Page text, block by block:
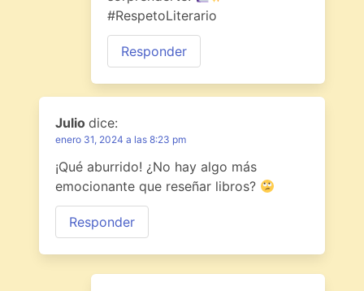
#RespetoLiterario
Responder
Julio dice:
enero 31, 2024 a las 8:23 pm
¡Qué aburrido! ¿No hay algo más
emocionante que reseñar libros?
Responder